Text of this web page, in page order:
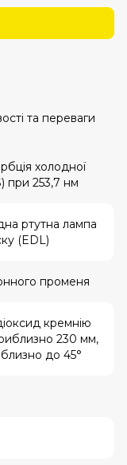
та переваги
холодної
при 253,7 нм
ртутна лампа
(EDL)
променя
кремнію
230 мм,
до 45°